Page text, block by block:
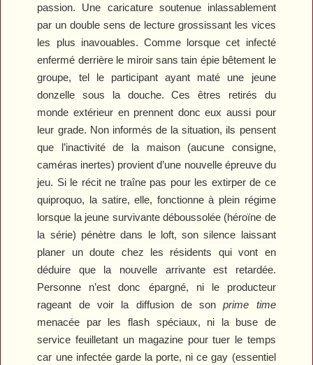
passion. Une caricature soutenue inlassablement
par un double sens de lecture grossissant les vices
les plus inavouables. Comme lorsque cet infecté
enfermé derrière le miroir sans tain épie bêtement le
groupe, tel le participant ayant maté une jeune
donzelle sous la douche. Ces êtres retirés du
monde extérieur en prennent donc eux aussi pour
leur grade. Non informés de la situation, ils pensent
que l’inactivité de la maison (aucune consigne,
caméras inertes) provient d’une nouvelle épreuve du
jeu. Si le récit ne traîne pas pour les extirper de ce
quiproquo, la satire, elle, fonctionne à plein régime
lorsque la jeune survivante déboussolée (héroïne de
la série) pénètre dans le loft, son silence laissant
planer un doute chez les résidents qui vont en
déduire que la nouvelle arrivante est retardée.
Personne n’est donc épargné, ni le producteur
rageant de voir la diffusion de sonprime time
menacée par les flash spéciaux, ni la buse de
service feuilletant un magazine pour tuer le temps
car une infectée garde la porte, ni ce gay (essentiel